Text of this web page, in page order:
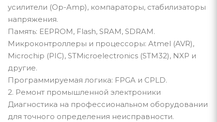
усилители (Op-Amp), компараторы, стабилизаторы
напряжения.
Память: EEPROM, Flash, SRAM, SDRAM.
Микроконтроллеры и процессоры: Atmel (AVR),
Microchip (PIC), STMicroelectronics (STM32), NXP и
другие.
Программируемая логика: FPGA и CPLD.
2. Ремонт промышленной электроники
Диагностика на профессиональном оборудовании
для точного определения неисправности.